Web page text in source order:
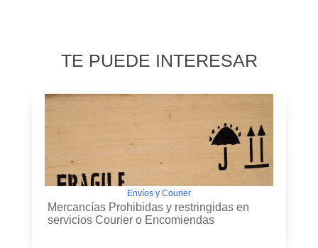
TE PUEDE INTERESAR
Envíos y Courier
Mercancías Prohibidas y restringidas en
servicios Courier o Encomiendas